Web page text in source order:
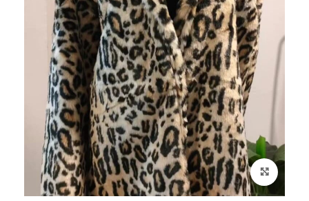
انقر هنا لتكبير الصورة